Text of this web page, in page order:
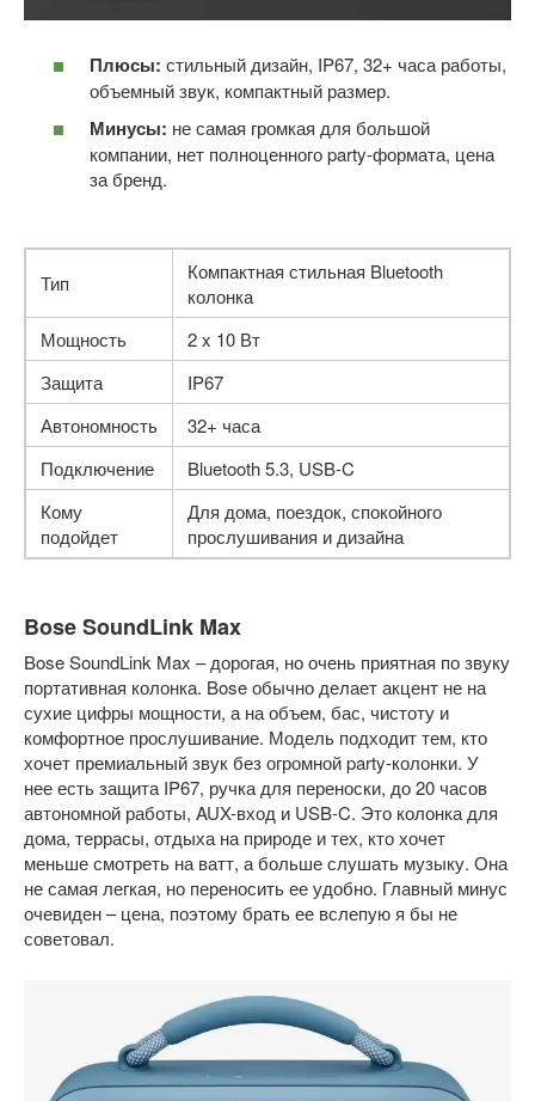
Плюсы: стильный дизайн, IP67, 32+ часа работы,
объемный звук, компактный размер.
Минусы: не самая громкая для большой
компании, нет полноценного party-формата, цена
за бренд.
Тип
Компактная стильная Bluetooth
колонка
Мощность
2 x 10 Вт
Защита
IP67
Автономность
32+ часа
Подключение
Bluetooth 5.3, USB-C
Кому
подойдет
Для дома, поездок, спокойного
прослушивания и дизайна
Bose SoundLink Max
Bose SoundLink Max – дорогая, но очень приятная по звуку
портативная колонка. Bose обычно делает акцент не на
сухие цифры мощности, а на объем, бас, чистоту и
комфортное прослушивание. Модель подходит тем, кто
хочет премиальный звук без огромной party-колонки. У
нее есть защита IP67, ручка для переноски, до 20 часов
автономной работы, AUX-вход и USB-C. Это колонка для
дома, террасы, отдыха на природе и тех, кто хочет
меньше смотреть на ватт, а больше слушать музыку. Она
не самая легкая, но переносить ее удобно. Главный минус
очевиден – цена, поэтому брать ее вслепую я бы не
советовал.